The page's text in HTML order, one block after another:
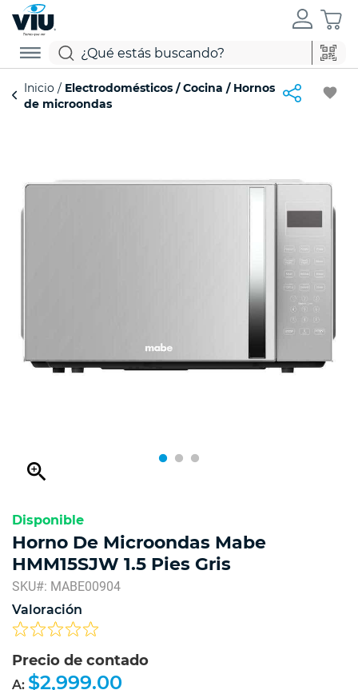
Inicio Electrodomésticos Cocina Hornos
de microondas
favorite
zoom_in
Disponible
Horno De Microondas Mabe
HMM15SJW 1.5 Pies Gris
SKU#: MABE00904
Valoración
Precio de contado
A: $2,999.00